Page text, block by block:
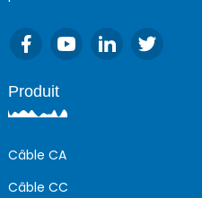
Produit
Câble CA
Câble CC